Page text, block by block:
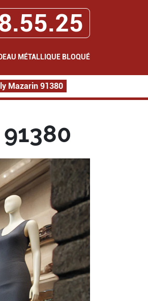
MÉTALLIQUE BLOQUÉ
Mazarin 91380